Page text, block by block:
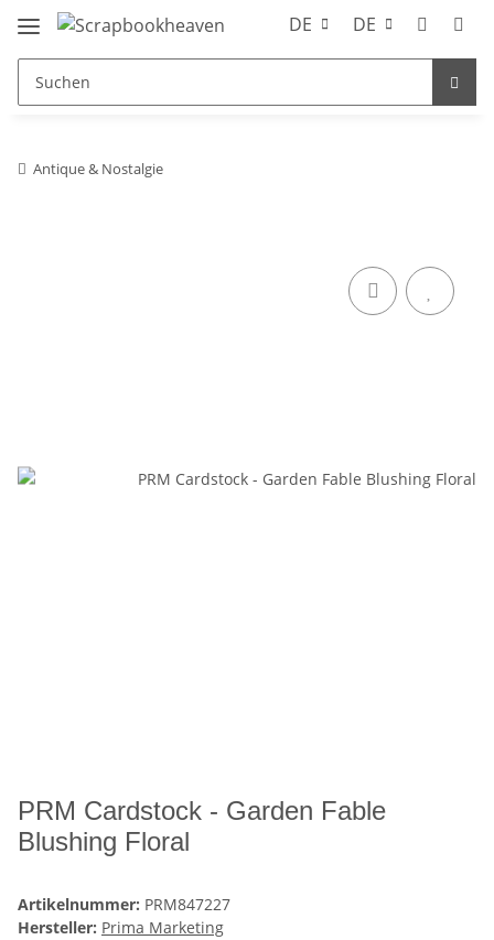
DE DE
Antique & Nostalgie
PRM Cardstock - Garden Fable
Blushing Floral
Artikelnummer: PRM847227
Hersteller: Prima Marketing